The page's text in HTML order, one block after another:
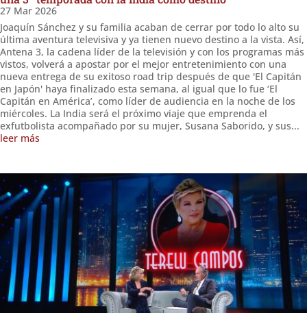
27 Mar 2026
Joaquín Sánchez y su familia acaban de cerrar por todo lo alto su
última aventura televisiva y ya tienen nuevo destino a la vista. Así,
Antena 3, la cadena líder de la televisión y con los programas más
vistos, volverá a apostar por el mejor entretenimiento con una
nueva entrega de su exitoso road trip después de que 'El Capitán
en Japón' haya finalizado esta semana, al igual que lo fue ‘El
Capitán en América’, como líder de audiencia en la noche de los
miércoles. La India será el próximo viaje que emprenda el
exfutbolista acompañado por su mujer, Susana Saborido, y sus...
leer más